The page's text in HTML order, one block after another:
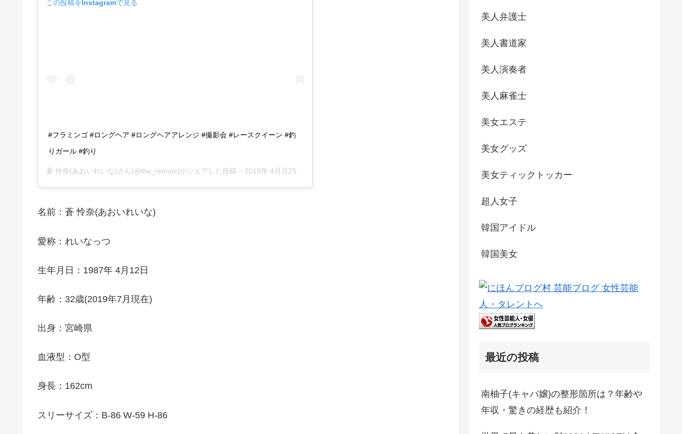
この投稿をInstagramで見る
#フラミンゴ #ロングヘア #ロングヘアアレンジ #撮影会 #レースクイーン #釣
りガール #釣り
蒼 怜奈(あおいれいな)さん(@the_reinuts)がシェアした投稿 – 2019年 4月月25日午前2時31分PDT
名前：蒼 怜奈(あおいれいな)
愛称：れいなっつ
生年月日：1987年 4月12日
年齢：32歳(2019年7月現在)
出身：宮崎県
血液型：O型
身長：162cm
スリーサイズ：B-86 W-59 H-86
美人弁護士
美人書道家
美人演奏者
美人麻雀士
美女エステ
美女グッズ
美女ティックトッカー
超人女子
韓国アイドル
韓国美女
最近の投稿
南柚子(キャバ嬢)の整形箇所は？年齢や
年収・驚きの経歴も紹介！